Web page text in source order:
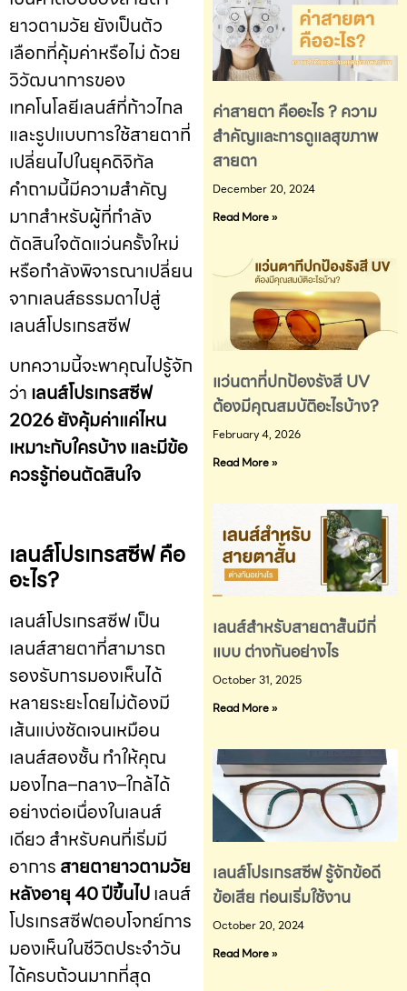
ยาวตามวัยยังเป็นตัว
เลือกที่คุ้มค่าหรือไม่ด้วย
วิวัฒนาการของ
เทคโนโลยีเลนส์ที่ก้าวไกล
และรูปแบบการใช้สายตาที่
เปลี่ยนไปในยุคดิจิทัล
คำถามนี้มีความสำคัญ
มากสำหรับผู้ที่กำลัง
ตัดสินใจตัดแว่นครั้งใหม่
หรือกำลังพิจารณาเปลี่ยน
จากเลนส์ธรรมดาไปสู่
เลนส์โปรเกรสซีฟ
บทความนี้จะพาคุณไปรู้จัก
ว่าเลนส์โปรเกรสซีฟ
2026 ยังคุ้มค่าแค่ไหน
เหมาะกับใครบ้าง และมีข้อ
ควรรู้ก่อนตัดสินใจ
เลนส์โปรเกรสซีฟ คือ
อะไร?
เลนส์โปรเกรสซีฟ เป็น
เลนส์สายตาที่สามารถ
รองรับการมองเห็นได้
หลายระยะโดยไม่ต้องมี
เส้นแบ่งชัดเจนเหมือน
เลนส์สองชั้น ทำให้คุณ
มองไกล–กลาง–ใกล้ได้
อย่างต่อเนื่องในเลนส์
เดียวสำหรับคนที่เริ่มมี
อาการสายตายาวตามวัย
หลังอายุ 40 ปีขึ้นไปเลนส์
โปรเกรสซีฟตอบโจทย์การ
มองเห็นในชีวิตประจำวัน
ได้ครบถ้วนมากที่สุด
ค่าสายตา คืออะไร ? ความ
สำคัญและการดูแลสุขภาพ
สายตา
December 20, 2024
Read More »
แว่นตาที่ปกป้องรังสี UV
ต้องมีคุณสมบัติอะไรบ้าง?
February 4, 2026
Read More »
เลนส์สำหรับสายตาสั้นมีกี่
แบบ ต่างกันอย่างไร
October 31, 2025
Read More »
เลนส์โปรเกรสซีฟ รู้จักข้อดี
ข้อเสีย ก่อนเริ่มใช้งาน
October 20, 2024
Read More »